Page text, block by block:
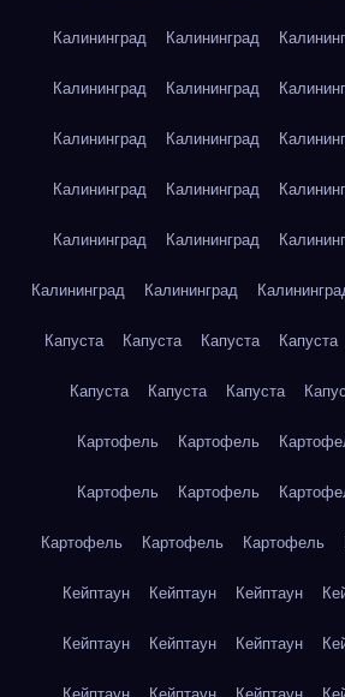
Калининград Калининград
Калининград Калининград
Калининград Калининград
Калининград Калининград
Калининград Калининград
Калининград Калининград
Капуста Капуста Капуста Капуста
Капуста Капуста Капуста
Картофель Картофель
Картофель Картофель
Картофель Картофель Картофель
Кейптаун Кейптаун Кейптаун
Кейптаун Кейптаун Кейптаун